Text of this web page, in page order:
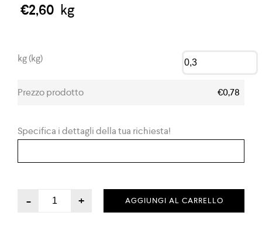
€2,60 kg
kg (kg)
Prezzo prodotto €0,78
Specifica i dettagli della tua richiesta!
- + AGGIUNGI AL CARRELLO